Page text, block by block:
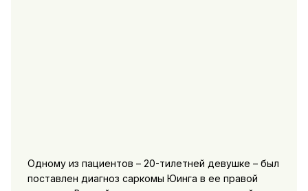
Одному из пациентов – 20-тилетней девушке – был
поставлен диагноз саркомы Юинга в ее правой